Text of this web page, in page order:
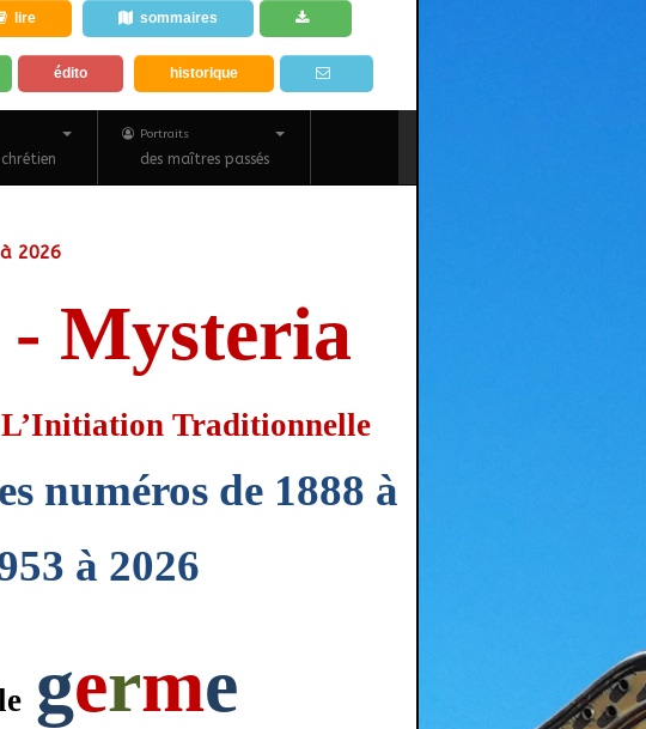
lire sommaires
édito historique
Portraits
des maîtres passés
2026
Mysteria
Traditionnelle
numéros de 1888 à
à 2026
germe